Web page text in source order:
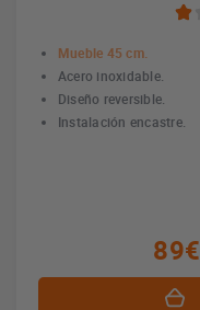
Mueble 45 cm.
Acero inoxidable.
Diseño reversible.
Instalación encastre.
89€